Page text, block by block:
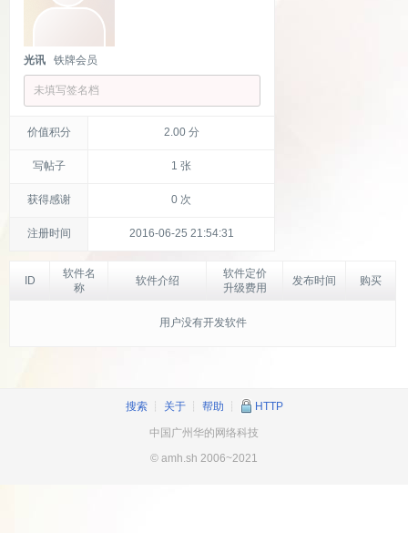
光讯 铁牌会员
未填写签名档
价值积分 2.00 分
写帖子 1 张
获得感谢 0 次
注册时间 2016-06-25 21:54:31
ID
软件名
称
软件介绍
软件定价
升级费用
发布时间 购买
用户没有开发软件
搜索┊ 关于┊ 帮助 HTTP
中国广州华的网络科技
© amh.sh 2006~2021